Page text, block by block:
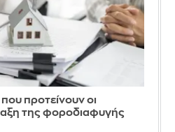
προτείνουν οι
της φοροδιαφυγής